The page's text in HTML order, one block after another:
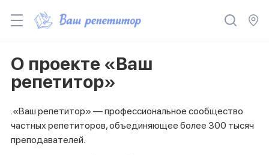
О проекте «Ваш
репетитор»
.«Ваш репетитор» — профессиональное сообщество
частных репетиторов, объединяющее более 300 тысяч
преподавателей.